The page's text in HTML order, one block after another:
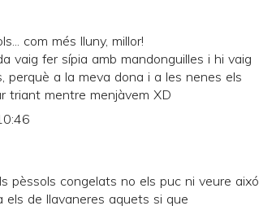
com més lluny, millor!
vaig fer sípia amb mandonguilles i hi vaig
perquè a la meva dona i a les nenes els
triant mentre menjàvem XD
pèssols congelats no els puc ni veure aixó
els de llavaneres aquets si que